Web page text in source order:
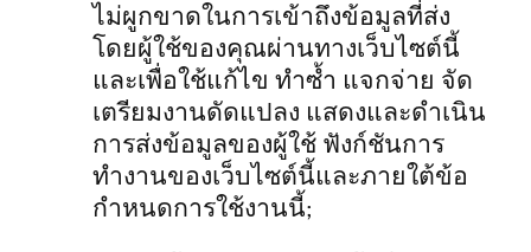
ไม่ผูกขาดในการเข้าถึงข้อมูลที่ส่ง
โดยผู้ใช้ของคุณผ่านทางเว็บไซต์นี้
และเพื่อใช้แก้ไข ทำซ้ำ แจกจ่าย จัด
เตรียมงานดัดแปลง แสดงและดำเนิน
การส่งข้อมูลของผู้ใช้ ฟังก์ชันการ
ทำงานของเว็บไซต์นี้และภายใต้ข้อ
กำหนดการใช้งานนี้;